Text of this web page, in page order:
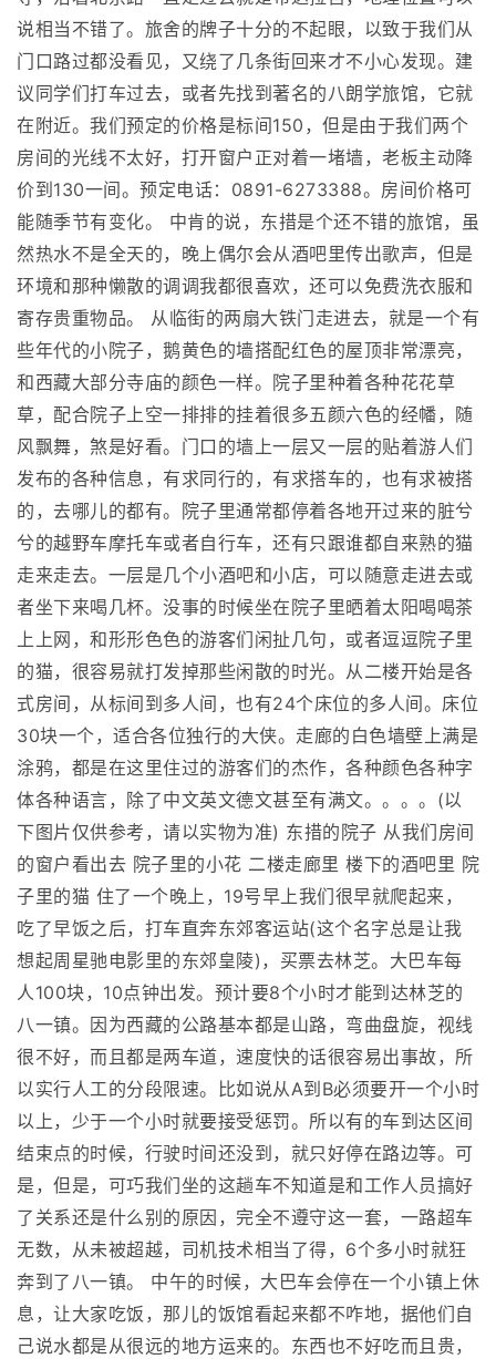
说相当不错了。旅舍的牌子十分的不起眼，以致于我们从
门口路过都没看见，又绕了几条街回来才不小心发现。建
议同学们打车过去，或者先找到著名的八朗学旅馆，它就
在附近。我们预定的价格是标间150，但是由于我们两个
房间的光线不太好，打开窗户正对着一堵墙，老板主动降
价到130一间。预定电话：0891-6273388。房间价格可
能随季节有变化。 中肯的说，东措是个还不错的旅馆，虽
然热水不是全天的，晚上偶尔会从酒吧里传出歌声，但是
环境和那种懒散的调调我都很喜欢，还可以免费洗衣服和
寄存贵重物品。 从临街的两扇大铁门走进去，就是一个有
些年代的小院子，鹅黄色的墙搭配红色的屋顶非常漂亮，
和西藏大部分寺庙的颜色一样。院子里种着各种花花草
草，配合院子上空一排排的挂着很多五颜六色的经幡，随
风飘舞，煞是好看。门口的墙上一层又一层的贴着游人们
发布的各种信息，有求同行的，有求搭车的，也有求被搭
的，去哪儿的都有。院子里通常都停着各地开过来的脏兮
兮的越野车摩托车或者自行车，还有只跟谁都自来熟的猫
走来走去。一层是几个小酒吧和小店，可以随意走进去或
者坐下来喝几杯。没事的时候坐在院子里晒着太阳喝喝茶
上上网，和形形色色的游客们闲扯几句，或者逗逗院子里
的猫，很容易就打发掉那些闲散的时光。从二楼开始是各
式房间，从标间到多人间，也有24个床位的多人间。床位
30块一个，适合各位独行的大侠。走廊的白色墙壁上满是
涂鸦，都是在这里住过的游客们的杰作，各种颜色各种字
体各种语言，除了中文英文德文甚至有满文。。。。(以
下图片仅供参考，请以实物为准) 东措的院子 从我们房间
的窗户看出去 院子里的小花 二楼走廊里 楼下的酒吧里 院
子里的猫 住了一个晚上，19号早上我们很早就爬起来，
吃了早饭之后，打车直奔东郊客运站(这个名字总是让我
想起周星驰电影里的东郊皇陵)，买票去林芝。大巴车每
人100块，10点钟出发。预计要8个小时才能到达林芝的
八一镇。因为西藏的公路基本都是山路，弯曲盘旋，视线
很不好，而且都是两车道，速度快的话很容易出事故，所
以实行人工的分段限速。比如说从A到B必须要开一个小时
以上，少于一个小时就要接受惩罚。所以有的车到达区间
结束点的时候，行驶时间还没到，就只好停在路边等。可
是，但是，可巧我们坐的这趟车不知道是和工作人员搞好
了关系还是什么别的原因，完全不遵守这一套，一路超车
无数，从未被超越，司机技术相当了得，6个多小时就狂
奔到了八一镇。 中午的时候，大巴车会停在一个小镇上休
息，让大家吃饭，那儿的饭馆看起来都不咋地，据他们自
己说水都是从很远的地方运来的。东西也不好吃而且贵，